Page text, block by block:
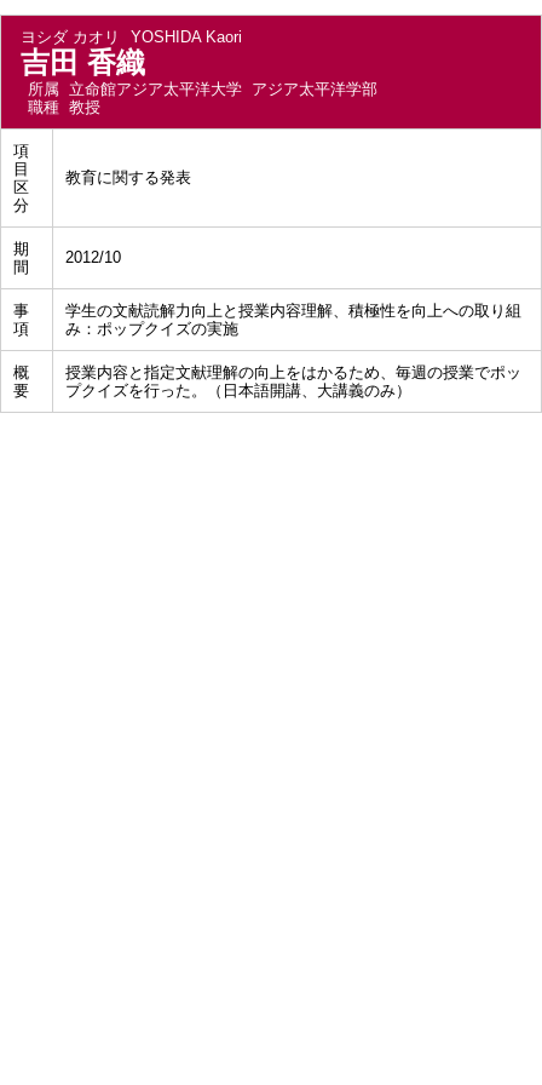
ヨシダ カオリ YOSHIDA Kaori
吉田 香織
所属 立命館アジア太平洋大学 アジア太平洋学部
職種 教授
項
目
区
分
教育に関する発表
期
間
2012/10
事
項
学生の文献読解力向上と授業内容理解、積極性を向上への取り組
み：ポップクイズの実施
概
要
授業内容と指定文献理解の向上をはかるため、毎週の授業でポッ
プクイズを行った。（日本語開講、大講義のみ）